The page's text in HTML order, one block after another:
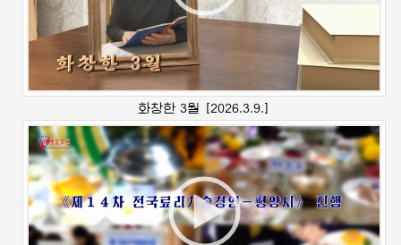
화창한 3월 [2026.3.9.]